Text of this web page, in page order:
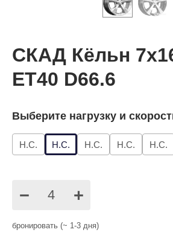
СКАД Кёльн
ET40 D66.6
Выберите нагрузку и
Н.С. Н.С. Н.С. Н.С. Н.С.
− +
бронировать (~ 1-3 дня)